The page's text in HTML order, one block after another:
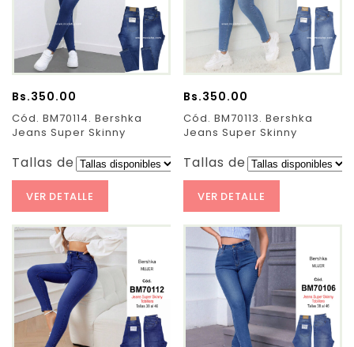
Bs.350.00
Cód. BM70114. Bershka
Jeans Super Skinny
Tallas de Pantalones:
VER DETALLE
Bs.350.00
Cód. BM70113. Bershka
Jeans Super Skinny
Tallas de Pantalones:
VER DETALLE